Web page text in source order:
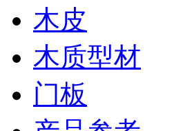
木皮
木质型材
门板